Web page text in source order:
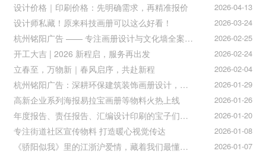
2026-04-13
设计价格｜印刷价格：先明确需求，再精准报价
2026-03-24
设计师私藏！原来科技画册可以这么好看！
2026-02-25
杭州铭阳广告 —— 专注画册设计与文化墙全案落地
2026-02-24
开工大吉 | 2026 新程启，服务再出发
2026-02-04
立春至，万物新｜春风启序，共赴新程
2026-01-29
杭州铭阳广告：深耕环保建筑装饰画册设计，赋能空间美学与可持续发展
2026-01-26
高新企业系列海报易拉宝画册等物料火热上线
2026-01-20
年度报告、责任报告、汇编设计印刷的宝子们集合！
2026-01-08
专注街道社区宣传物料 打造暖心视觉传达
2026-01-07
《骄阳似我》里的江浙沪爱情，藏着我们最懂的温柔与默契